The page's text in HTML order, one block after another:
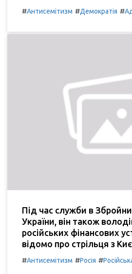
#Антисемітизм #Демократія #
Під час служби в
України, він також
російських фінансових
відомо про стрільця з
#Антисемітизм #Росія #